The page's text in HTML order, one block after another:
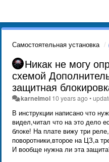
Самостоятельная установка
Никак не могу
схемой
защитная
karnelmol 10 years ago•
В инструкции написано что
видел,читал что на это дело
блоке! На плате вижу три
поворотники,второе на ЦЗ,а
И вообще нужна ли эта